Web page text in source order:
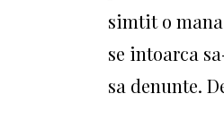
simtit o
se intoarca
sa denunte.